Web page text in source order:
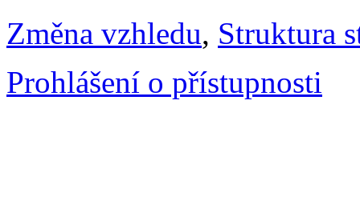
Změna vzhledu, Struktura
Prohlášení o přístupnosti